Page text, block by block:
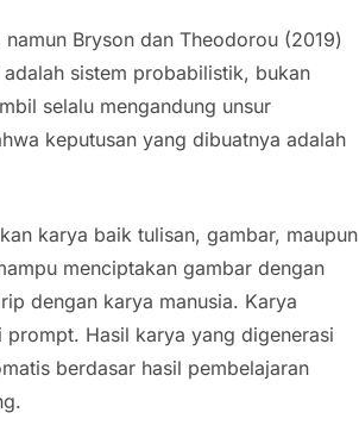
Bryson dan Theodorou (2019)
sistem probabilistik, bukan
selalu mengandung unsur
keputusan yang dibuatnya adalah
karya baik tulisan, gambar, maupun
menciptakan gambar dengan
dengan karya manusia. Karya
prompt. Hasil karya yang digenerasi
berdasar hasil pembelajaran